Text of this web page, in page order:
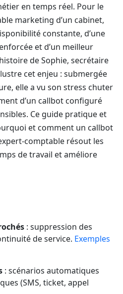
en temps réel. Pour le
marketing d’un cabinet,
constante, d’une
et d’un meilleur
de Sophie, secrétaire
cet enjeu : submergée
elle a vu son stress chuter
d’un callbot configuré
Ce guide pratique et
et comment un callbot
comptable résout les
de travail et améliore
: suppression des
de service. Exemples
: scénarios automatiques
(SMS, ticket, appel